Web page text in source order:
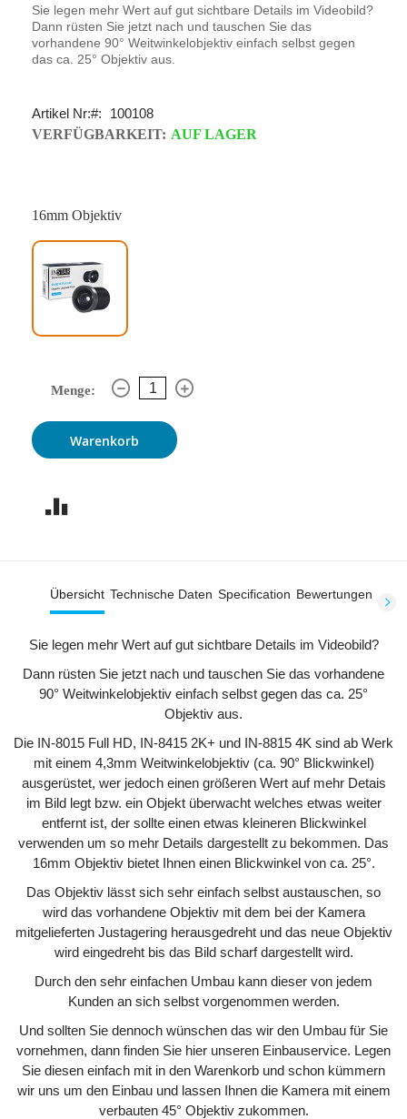
Sie legen mehr Wert auf gut sichtbare Details im Videobild?
Dann rüsten Sie jetzt nach und tauschen Sie das
vorhandene 90° Weitwinkelobjektiv einfach selbst gegen
das ca. 25° Objektiv aus.
Artikel Nr:
100108
VERFÜGBARKEIT: AUF LAGER
16mm Objektiv
Menge:
Warenkorb
Übersicht Technische Daten Specification Bewertungen
Sie legen mehr Wert auf gut sichtbare Details im Videobild?
Dann rüsten Sie jetzt nach und tauschen Sie das vorhandene
90° Weitwinkelobjektiv einfach selbst gegen das ca. 25°
Objektiv aus.
Die IN-8015 Full HD, IN-8415 2K+ und IN-8815 4K sind ab Werk
mit einem 4,3mm Weitwinkelobjektiv (ca. 90° Blickwinkel)
ausgerüstet, wer jedoch einen größeren Wert auf mehr Detais
im Bild legt bzw. ein Objekt überwacht welches etwas weiter
entfernt ist, der sollte einen etwas kleineren Blickwinkel
verwenden um so mehr Details dargestellt zu bekommen. Das
16mm Objektiv bietet Ihnen einen Blickwinkel von ca. 25°.
Das Objektiv lässt sich sehr einfach selbst austauschen, so
wird das vorhandene Objektiv mit dem bei der Kamera
mitgelieferten Justagering herausgedreht und das neue Objektiv
wird eingedreht bis das Bild scharf dargestellt wird.
Durch den sehr einfachen Umbau kann dieser von jedem
Kunden an sich selbst vorgenommen werden.
Und sollten Sie dennoch wünschen das wir den Umbau für Sie
vornehmen, dann finden Sie hier unseren Einbauservice. Legen
Sie diesen einfach mit in den Warenkorb und schon kümmern
wir uns um den Einbau und lassen Ihnen die Kamera mit einem
verbauten 45° Objektiv zukommen.